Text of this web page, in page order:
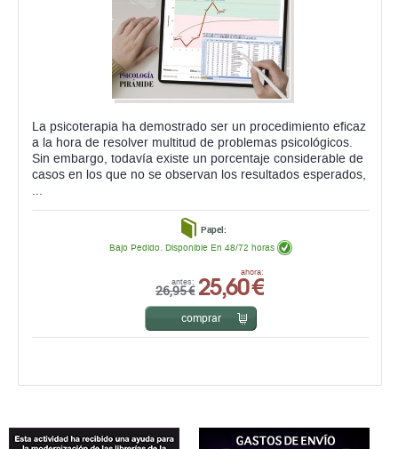
La psicoterapia ha demostrado ser un procedimiento eficaz
a la hora de resolver multitud de problemas psicológicos.
Sin embargo, todavía existe un porcentaje considerable de
casos en los que no se observan los resultados esperados,
...
Papel:
antes:
26,95 €
ahora:
25,60 €
Bajo Pedido. Disponible En 48/72 horas
comprar